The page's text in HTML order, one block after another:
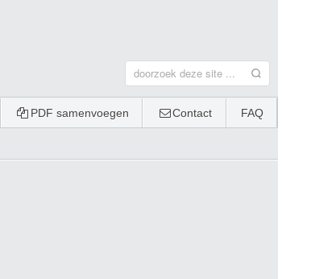
PDF samenvoegen Contact FAQ